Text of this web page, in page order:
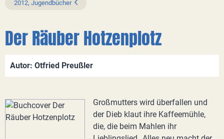
2012, Jugendbücher
Der Räuber Hotzenplotz
Autor: Otfried Preußler
Großmutters wird überfallen und
der Dieb klaut ihre Kaffeemühle,
die, die beim Mahlen ihr